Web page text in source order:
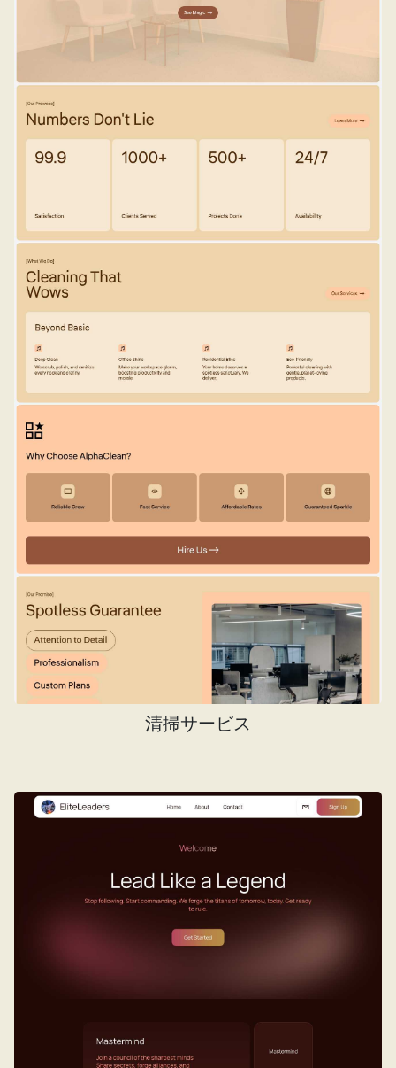
清掃サービス